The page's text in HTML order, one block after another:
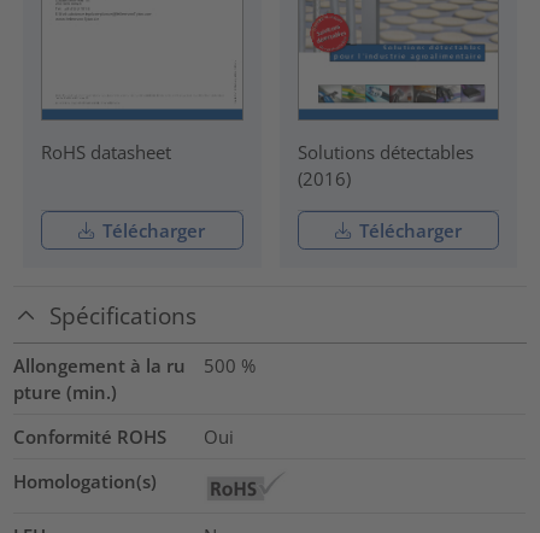
RoHS datasheet
Télécharger
Solutions détectables
(2016)
Télécharger
Spécifications
Allongement à la ru
pture (min.)
500 %
Conformité ROHS
Oui
Homologation(s)